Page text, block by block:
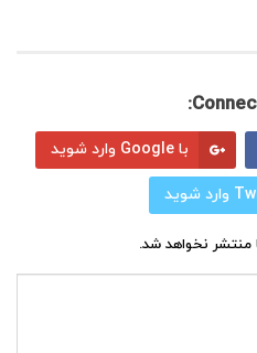
با Google وارد شوید
نخواهد شد.